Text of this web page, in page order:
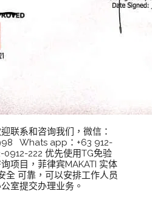
联系和咨询我们，微信：
Whats app：+63 912-
222 优先使用TG免验
项目，菲律宾MAKATI 实体
全 可靠，可以安排工作人员
室提交办理业务。